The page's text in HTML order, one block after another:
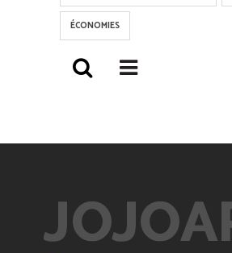
ÉCONOMIES